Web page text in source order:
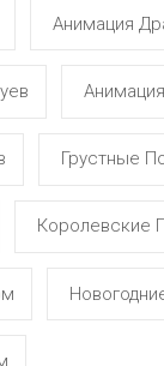
Анимация
Грустные
Королевские